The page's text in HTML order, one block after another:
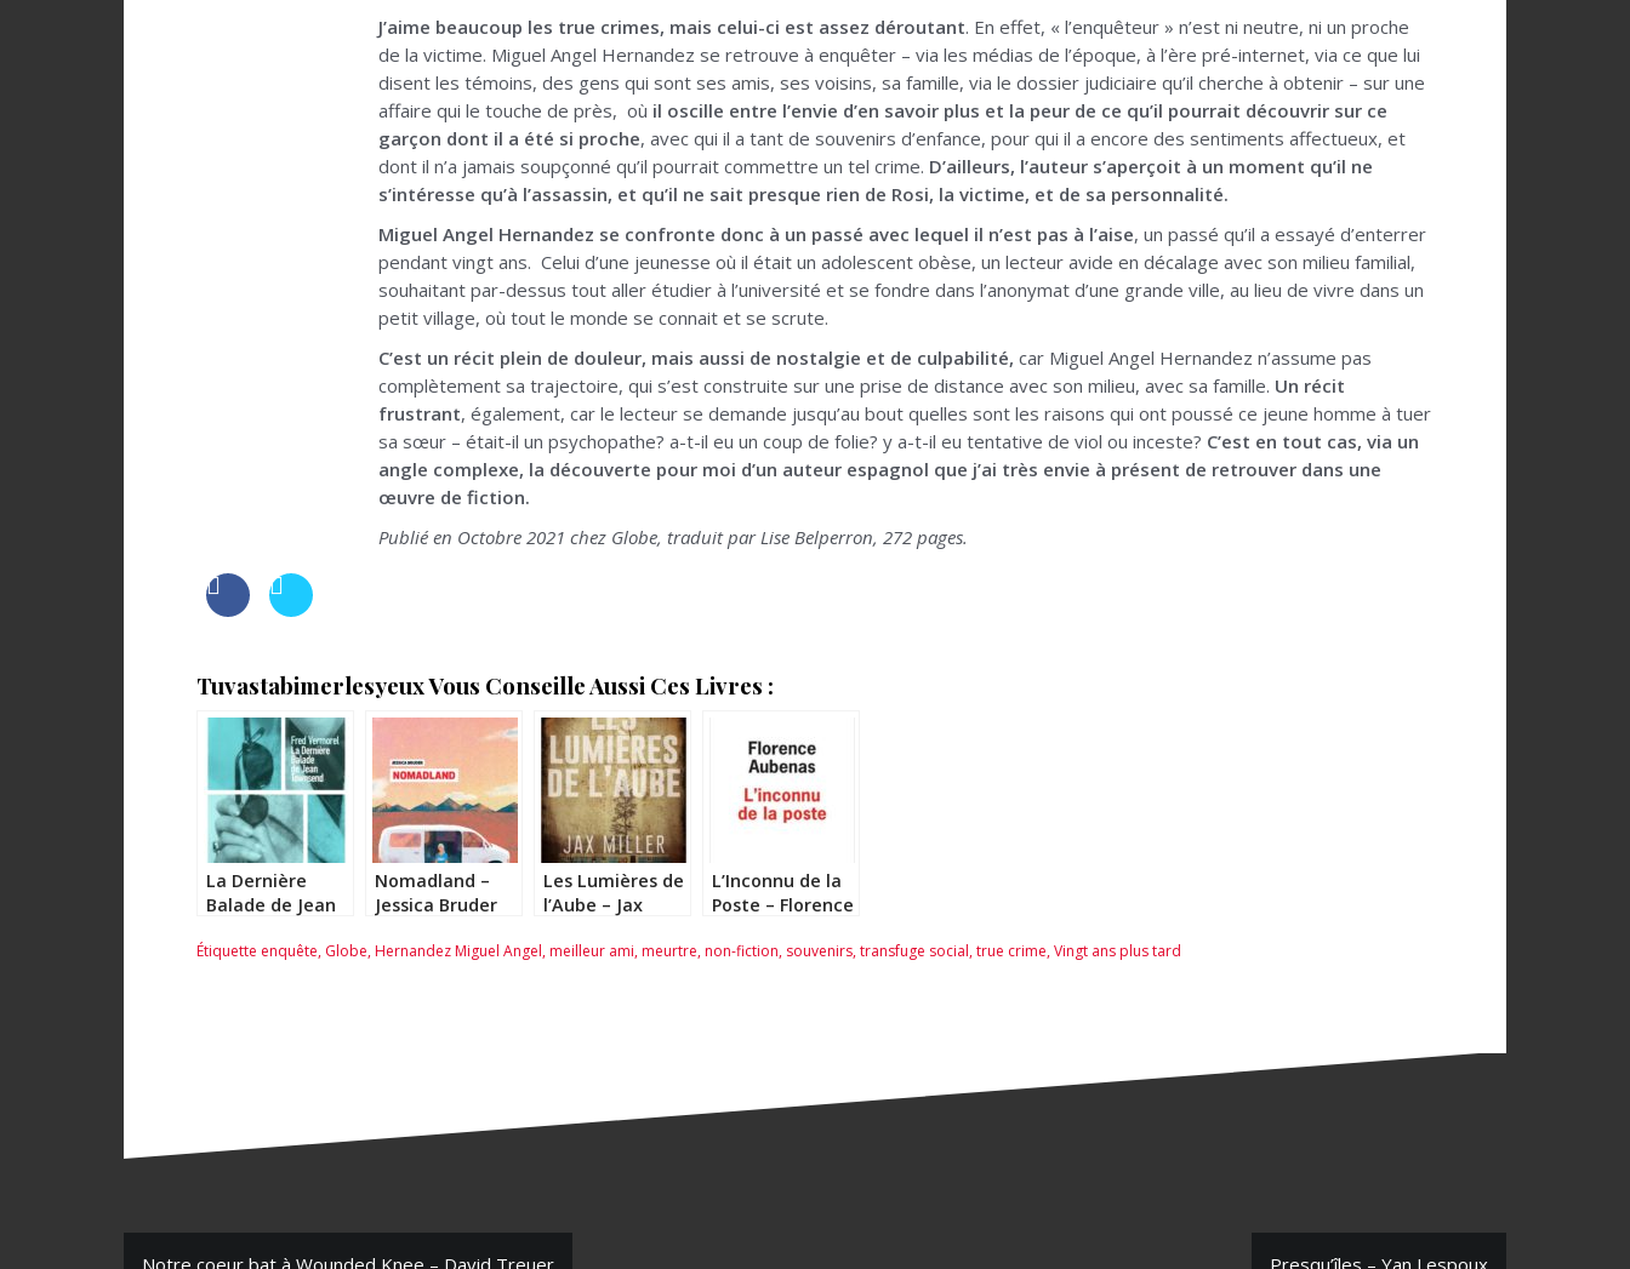
J’aime beaucoup les true crimes, mais celui-ci est assez déroutant. En effet, « l’enquêteur » n’est ni neutre, ni un proche
de la victime. Miguel Angel Hernandez se retrouve à enquêter – via les médias de l’époque, à l’ère pré-internet, via ce que lui
disent les témoins, des gens qui sont ses amis, ses voisins, sa famille, via le dossier judiciaire qu’il cherche à obtenir – sur une
affaire qui le touche de près, où il oscille entre l’envie d’en savoir plus et la peur de ce qu’il pourrait découvrir sur ce
garçon dont il a été si proche, avec qui il a tant de souvenirs d’enfance, pour qui il a encore des sentiments affectueux, et
dont il n’a jamais soupçonné qu’il pourrait commettre un tel crime. D’ailleurs, l’auteur s’aperçoit à un moment qu’il ne
s’intéresse qu’à l’assassin, et qu’il ne sait presque rien de Rosi, la victime, et de sa personnalité.
Miguel Angel Hernandez se confronte donc à un passé avec lequel il n’est pas à l’aise, un passé qu’il a essayé d’enterrer
pendant vingt ans. Celui d’une jeunesse où il était un adolescent obèse, un lecteur avide en décalage avec son milieu familial,
souhaitant par-dessus tout aller étudier à l’université et se fondre dans l’anonymat d’une grande ville, au lieu de vivre dans un
petit village, où tout le monde se connait et se scrute.
C’est un récit plein de douleur, mais aussi de nostalgie et de culpabilité, car Miguel Angel Hernandez n’assume pas
complètement sa trajectoire, qui s’est construite sur une prise de distance avec son milieu, avec sa famille. Un récit
frustrant, également, car le lecteur se demande jusqu’au bout quelles sont les raisons qui ont poussé ce jeune homme à tuer
sa sœur – était-il un psychopathe? a-t-il eu un coup de folie? y a-t-il eu tentative de viol ou inceste? C’est en tout cas, via un
angle complexe, la découverte pour moi d’un auteur espagnol que j’ai très envie à présent de retrouver dans une
œuvre de fiction.
Publié en Octobre 2021 chez Globe, traduit par Lise Belperron, 272 pages.
Tuvastabimerlesyeux Vous Conseille Aussi Ces Livres :
La Dernière
Balade de Jean
Fred Vermorel
Nomadland –
Jessica Bruder
Les Lumières de
l’Aube – Jax
L’Inconnu de la
Poste – Florence
Étiquette enquête, Globe,Hernandez Miguel Angel,meilleur ami,meurtre,non-fiction, souvenirs,transfuge social,true crime,Vingt ans plus tard